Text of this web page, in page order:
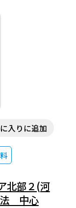
入りに追加
北部２(河
法 中心